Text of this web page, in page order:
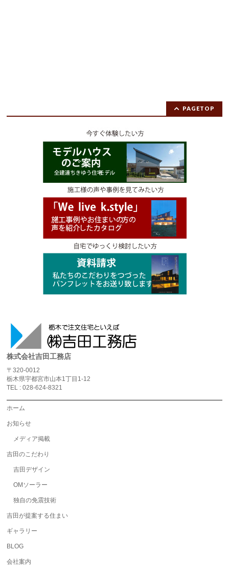
PAGETOP
株式会社吉田工務店
〒320-0012
栃木県宇都宮市山本1丁目1-12
TEL : 028-624-8321
ホーム
お知らせ
メディア掲載
吉田のこだわり
吉田デザイン
OMソーラー
独自の免震技術
吉田が提案する住まい
ギャラリー
BLOG
会社案内